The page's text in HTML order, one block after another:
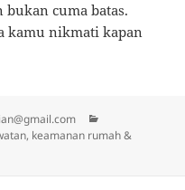
bukan cuma batas.
kamu nikmati kapan
keamanan rumah &